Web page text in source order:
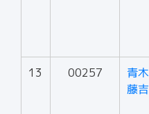
13 00257
青木
藤吉